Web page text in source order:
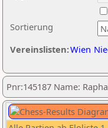
Sortierung
Vereinslisten:Wien
Pnr:145187 Name: